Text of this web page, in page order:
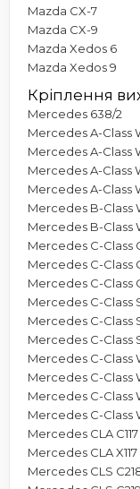
Mazda CX-7
Mazda CX-9
Mazda Xedos 6
Mazda Xedos 9
Кріплення
Mercedes 638/2
Mercedes A-Class
Mercedes A-Class
Mercedes A-Class
Mercedes A-Class
Mercedes B-Class
Mercedes B-Class
Mercedes C-Class
Mercedes C-Class
Mercedes C-Class
Mercedes C-Class
Mercedes C-Class
Mercedes C-Class
Mercedes C-Class
Mercedes C-Class
Mercedes C-Class
Mercedes C-Class
Mercedes CLA C117
Mercedes CLA X117
Mercedes CLS